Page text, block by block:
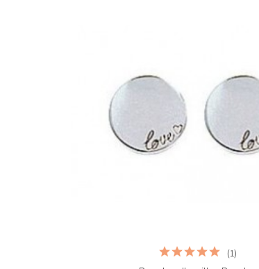
(1)